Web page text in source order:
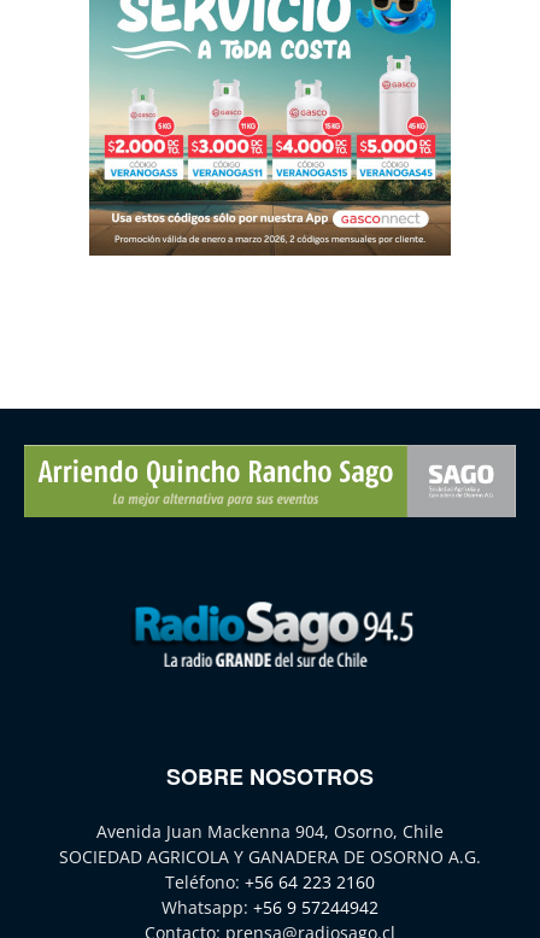
SOBRE NOSOTROS
Avenida Juan Mackenna 904, Osorno, Chile
SOCIEDAD AGRICOLA Y GANADERA DE OSORNO A.G.
Teléfono: +56 64 223 2160
Whatsapp: +56 9 57244942
Contacto: prensa@radiosago.cl